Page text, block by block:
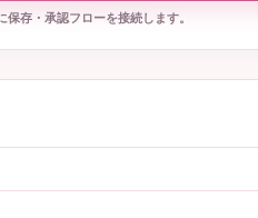
存・承認フローを接続します。